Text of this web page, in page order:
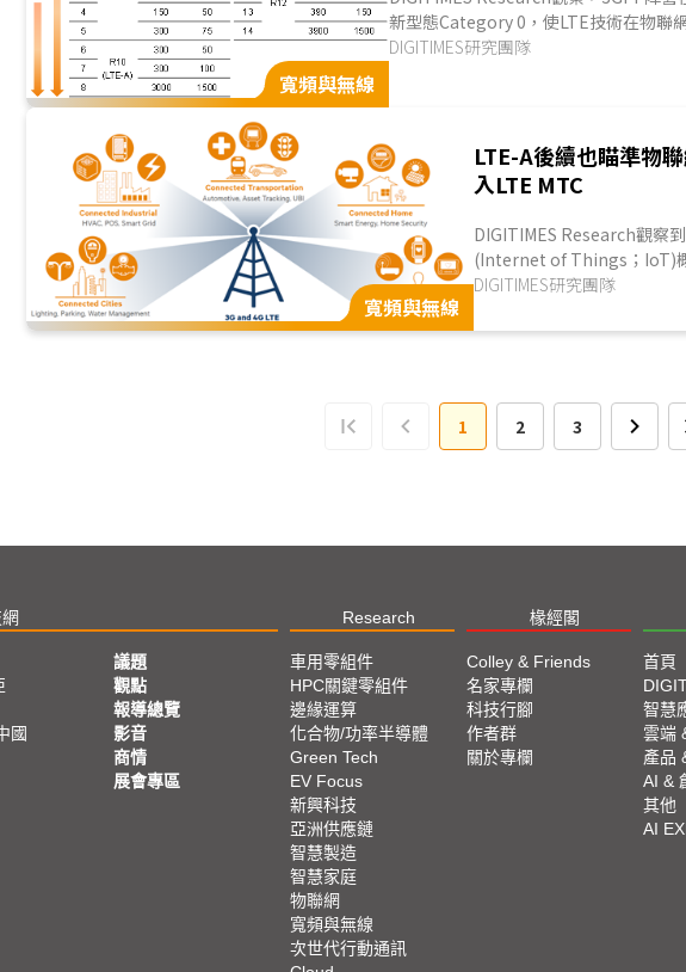
寬頻與無線
新型態Category 0，使LTE技術在物聯
Category 0僅為初步發展，3GPP陣營
DIGITIMES研究團隊
寬頻與無線
LTE-A後續也瞄準物
入LTE MTC
DIGITIMES Research觀察
(Internet of Things；IoT)
藍牙(Bluetooth)增訂4.1版
DIGITIMES研究團隊
1 2 3
Research 椽經閣
國
議題
觀點
報導總覽
影音
商情
展會專區
車用零組件
HPC關鍵零組件
邊緣運算
化合物/功率半導體
Green Tech
EV Focus
新興科技
亞洲供應鏈
智慧製造
智慧家庭
物聯網
寬頻與無線
次世代行動通訊
Colley & Friends
名家專欄
科技行腳
作者群
關於專欄
首頁
智慧
雲端
產品
AI &
其他
AI